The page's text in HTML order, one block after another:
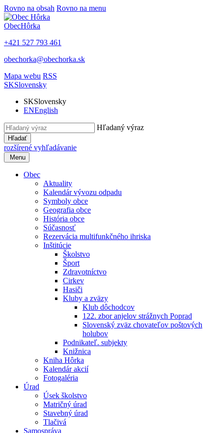
Rovno na obsah Rovno na menu
ObecHôrka
+421 527 793 461
obechorka@obechorka.sk
Mapa webu RSS
SKSlovensky
SKSlovensky
ENEnglish
Hľadaný výraz
Hľadať
rozšírené vyhľadávanie
Menu
Obec
Aktuality
Kalendár vývozu odpadu
Symboly obce
Geografia obce
História obce
Súčasnosť
Rezervácia multifunkčného ihriska
Inštitúcie
Školstvo
Šport
Zdravotníctvo
Cirkev
Hasiči
Kluby a zväzy
Klub dôchodcov
122. zbor anjelov strážnych Poprad
Slovenský zväz chovateľov poštových
holubov
Podnikateľ. subjekty
Knižnica
Kniha Hôrka
Kalendár akcií
Fotogaléria
Úrad
Úsek školstvo
Matričný úrad
Stavebný úrad
Tlačivá
Samospráva